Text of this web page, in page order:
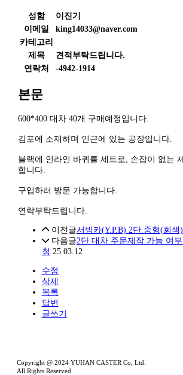
성함
이진기
이메일
king14033@naver.com
카테고리
제목
견적부탁드립니다.
연락처
-4942-1914
본문
600*400 대차 40개 구매예정입니다.
김포에 소재하며 인근에 있는 공장입니다.
블랙에 인라인 바퀴를 세트로, 손잡이 없는
합니다.
구입하러 방문 가능합니다.
연락부탁드립니다.
이전글서빙카(Y.P.B) 2단 중형(회색
다음글2단 대차 주문제작 가능 여
청 25.03.12
수정
삭제
목록
답변
글쓰기
Copyright @ 2024 YUHAN CASTER Co, Ltd.
All Rights Reserved.